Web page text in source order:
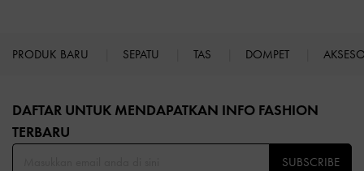
PRODUK BARU SEPATU TAS DOMPET
DAFTAR UNTUK MENDAPATKAN INFO FASHION
TERBARU​
SUBSCRIBE